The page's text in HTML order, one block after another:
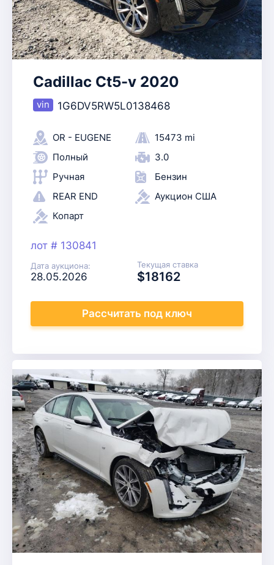
Cadillac Ct5-v 2020
1G6DV5RW5L0138468
OR - EUGENE
15473 mi
Полный
3.0
Ручная
Бензин
REAR END
Аукцион США
Копарт
лот # 130841
Дата аукциона:
28.05.2026
Текущая ставка
$18162
Рассчитать под ключ